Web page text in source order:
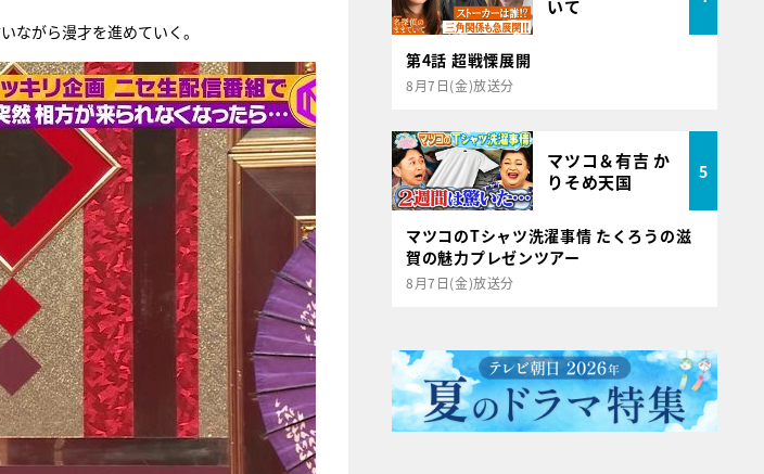
ながら漫才を進めていく。
いて
第4話 超戦慄展開
8月7日(金)放送分
マツコ＆有吉 か
りそめ天国
5
マツコのTシャツ洗濯事情 たくろうの滋
賀の魅力プレゼンツアー
8月7日(金)放送分